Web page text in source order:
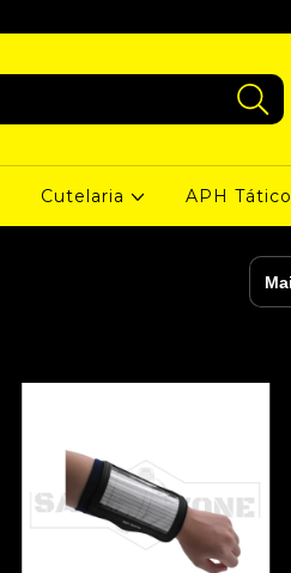
Cutelaria APH Tático